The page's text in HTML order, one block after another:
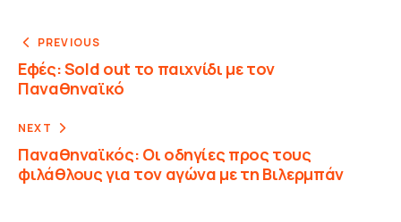
PREVIOUS
Εφές: Sold out το παιχνίδι με τον
Παναθηναϊκό
NEXT
Παναθηναϊκός: Οι οδηγίες προς τους
φιλάθλους για τον αγώνα με τη Βιλερμπάν